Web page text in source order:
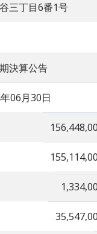
三丁目6番1号
決算公告
06月30日